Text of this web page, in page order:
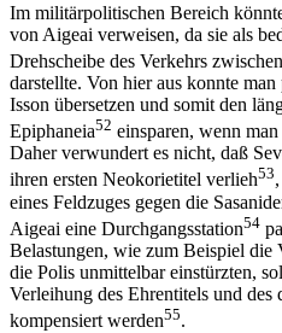
Im militärpolitischen Bereich
von Aigeai verweisen, da sie als
Drehscheibe des Verkehrs
darstellte. Von hier aus konnte
Isson übersetzen und somit den
Epiphaneia52 einsparen, wenn
Daher verwundert es nicht, daß
ihren ersten Neokorietitel verlieh53
eines Feldzuges gegen die
Aigeai eine Durchgangsstation54
Belastungen, wie zum Beispiel die
die Polis unmittelbar einstürzten,
Verleihung des Ehrentitels und des
kompensiert werden55.